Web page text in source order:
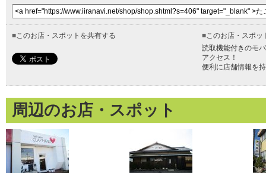
■このお店・スポットを共有する ■このお店・スポッ
読取機能付きのモ
アクセス！
便利に店舗情報を
周辺のお店・スポット